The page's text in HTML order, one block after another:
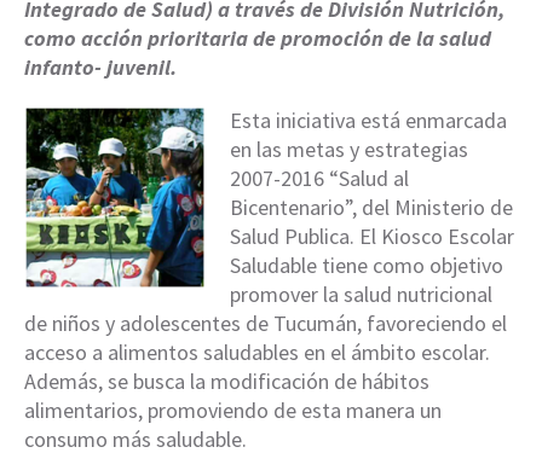
Integrado de Salud) a través de División Nutrición,
como acción prioritaria de promoción de la salud
infanto- juvenil.
Esta iniciativa está enmarcada
en las metas y estrategias
2007-2016 “Salud al
Bicentenario”, del Ministerio de
Salud Publica. El Kiosco Escolar
Saludable tiene como objetivo
promover la salud nutricional
de niños y adolescentes de Tucumán, favoreciendo el
acceso a alimentos saludables en el ámbito escolar.
Además, se busca la modificación de hábitos
alimentarios, promoviendo de esta manera un
consumo más saludable.